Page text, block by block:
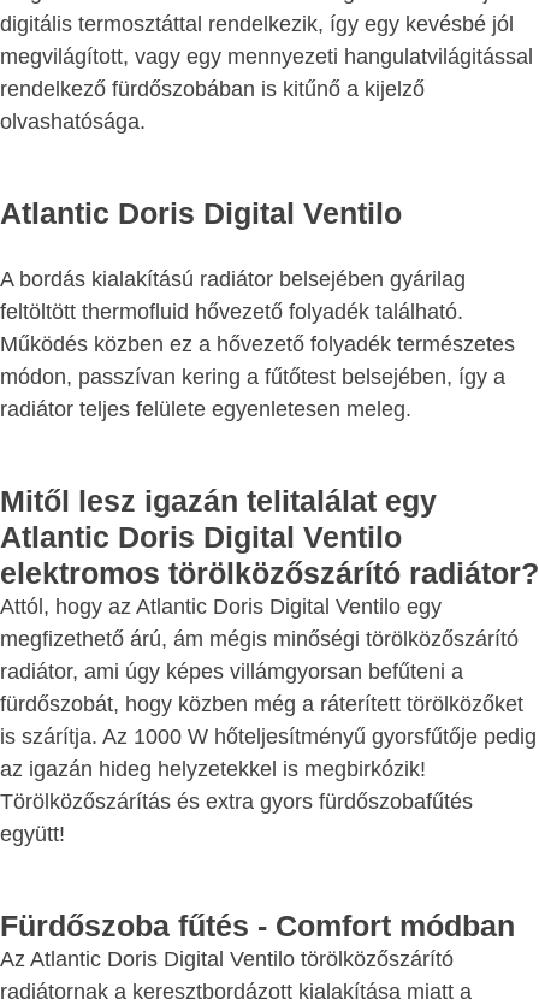
digitális termosztáttal rendelkezik, így egy kevésbé jól
megvilágított, vagy egy mennyezeti hangulatvilágitással
rendelkező fürdőszobában is kitűnő a kijelző
olvashatósága.
Atlantic Doris Digital Ventilo
A bordás kialakítású radiátor belsejében gyárilag
feltöltött thermofluid hővezető folyadék található.
Működés közben ez a hővezető folyadék természetes
módon, passzívan kering a fűtőtest belsejében, így a
radiátor teljes felülete egyenletesen meleg.
Mitől lesz igazán telitalálat egy
Atlantic Doris Digital Ventilo
elektromos törölközőszárító radiátor?
Attól, hogy az Atlantic Doris Digital Ventilo egy
megfizethető árú, ám mégis minőségi törölközőszárító
radiátor, ami úgy képes villámgyorsan befűteni a
fürdőszobát, hogy közben még a ráterített törölközőket
is szárítja. Az 1000 W hőteljesítményű gyorsfűtője pedig
az igazán hideg helyzetekkel is megbirkózik!
Törölközőszárítás és extra gyors fürdőszobafűtés
együtt!
Fürdőszoba fűtés - Comfort módban
Az Atlantic Doris Digital Ventilo törölközőszárító
radiátornak a keresztbordázott kialakítása miatt a